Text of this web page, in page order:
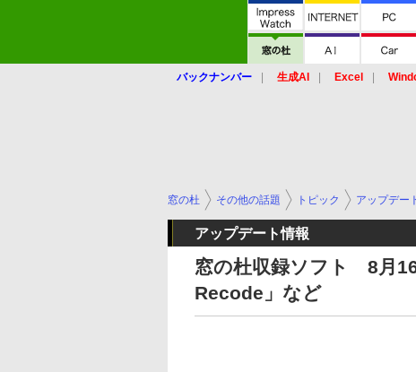
バックナンバー 生成AI Excel
窓の杜 その他の話題 トピック アップデー
アップデート情報
窓の杜収録ソフト 8月
Recode」など